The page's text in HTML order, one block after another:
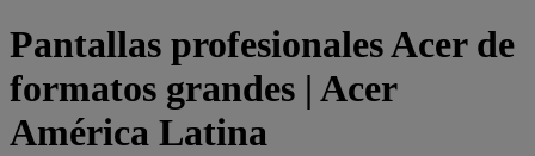
Pantallas profesionales Acer de
formatos grandes | Acer
América Latina